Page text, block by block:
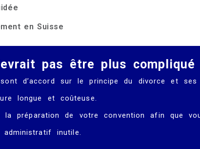
en Suisse
pas être plus compliqué
d’accord sur le principe du divorce et
longue et coûteuse.
la préparation de votre convention afin que
inutile.